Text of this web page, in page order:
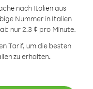
nach Italien aus
Nummer in Italien
nur 2.3 ¢ pro Minute.
Tarif, um die besten
zu erhalten.